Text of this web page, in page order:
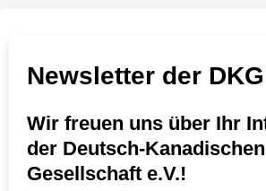
Newsletter der DKG
Wir freuen uns über Ihr
der Deutsch-Kanadischen
Gesellschaft e.V.!